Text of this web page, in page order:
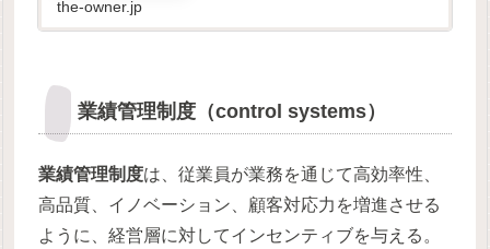
the-owner.jp
業績管理制度（control systems）
業績管理制度は、従業員が業務を通じて高効率性、
高品質、イノベーション、顧客対応力を増進させる
ように、経営層に対してインセンティブを与える。